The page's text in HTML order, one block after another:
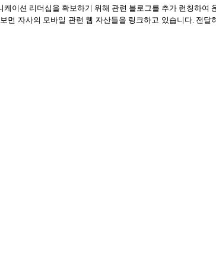
케이션 리더십을 확보하기 위해 관련 블로그를 추가 런칭하여
면 자사의 모바일 관련 웹 자산들을 링크하고 있습니다. 전달